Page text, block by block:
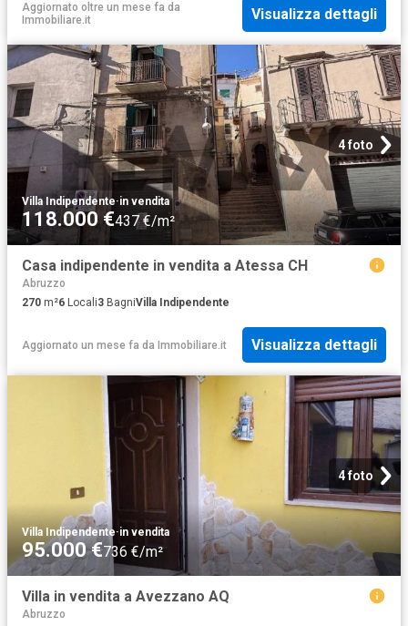
Aggiornato oltre un mese fa da
Immobiliare.it
Visualizza dettagli
4 foto
Villa Indipendente·in vendita
118.000 €437 €/m²
Casa indipendente in vendita a Atessa CH
Abruzzo
270 m²6 Locali3 BagniVilla Indipendente
Aggiornato un mese fa da Immobiliare.it Visualizza dettagli
4 foto
Villa Indipendente·in vendita
95.000 €736 €/m²
Villa in vendita a Avezzano AQ
Abruzzo